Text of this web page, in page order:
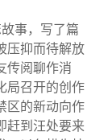
事，写了篇
压抑而待解放
传阅聊作消
局召开的创作
区的新动向作
赶到汪处要来